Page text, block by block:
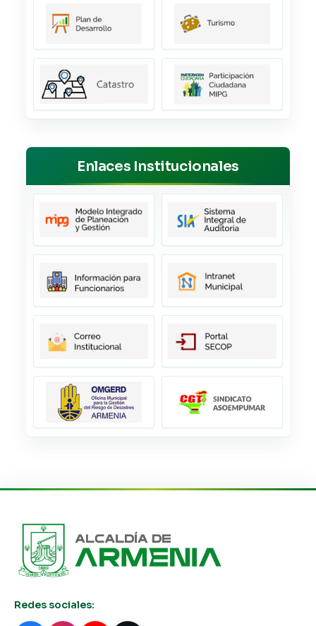
Enlaces Institucionales
Redes sociales: